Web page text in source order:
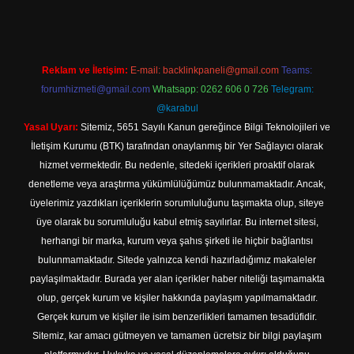
Reklam ve İletişim: E-mail: backlinkpaneli@gmail.com Teams:
forumhizmeti@gmail.com Whatsapp: 0262 606 0 726 Telegram:
@karabul
Yasal Uyarı: Sitemiz, 5651 Sayılı Kanun gereğince Bilgi Teknolojileri ve
İletişim Kurumu (BTK) tarafından onaylanmış bir Yer Sağlayıcı olarak
hizmet vermektedir. Bu nedenle, sitedeki içerikleri proaktif olarak
denetleme veya araştırma yükümlülüğümüz bulunmamaktadır. Ancak,
üyelerimiz yazdıkları içeriklerin sorumluluğunu taşımakta olup, siteye
üye olarak bu sorumluluğu kabul etmiş sayılırlar. Bu internet sitesi,
herhangi bir marka, kurum veya şahıs şirketi ile hiçbir bağlantısı
bulunmamaktadır. Sitede yalnızca kendi hazırladığımız makaleler
paylaşılmaktadır. Burada yer alan içerikler haber niteliği taşımamakta
olup, gerçek kurum ve kişiler hakkında paylaşım yapılmamaktadır.
Gerçek kurum ve kişiler ile isim benzerlikleri tamamen tesadüfidir.
Sitemiz, kar amacı gütmeyen ve tamamen ücretsiz bir bilgi paylaşım